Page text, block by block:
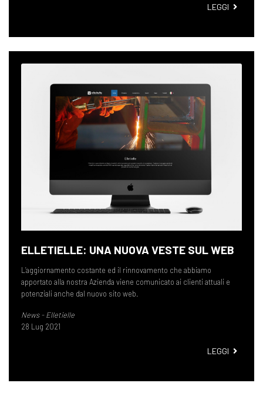
LEGGI
ELLETIELLE: UNA NUOVA VESTE SUL WEB
L’aggiornamento costante ed il rinnovamento che abbiamo
apportato alla nostra Azienda viene comunicato ai clienti attuali e
potenziali anche dal nuovo sito web.
News - Elletielle
28 Lug 2021
LEGGI